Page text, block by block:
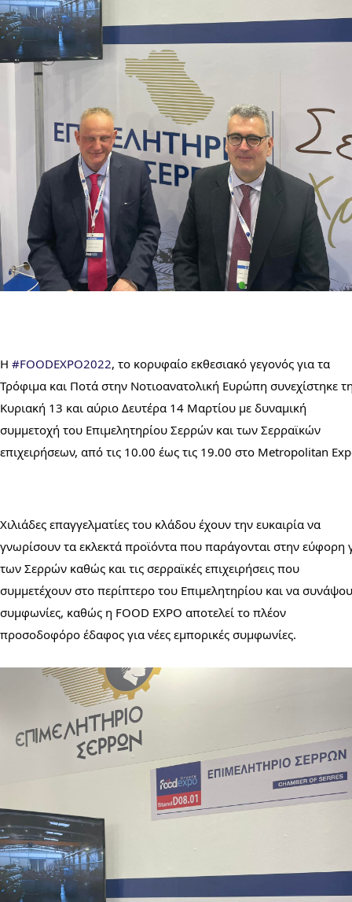
Η #FOODEXPO2022, το κορυφαίο εκθεσιακό γεγονός για τα
Τρόφιμα και Ποτά στην Νοτιοανατολική Ευρώπη συνεχίστηκε
Κυριακή 13 και αύριο Δευτέρα 14 Μαρτίου με δυναμική
συμμετοχή του Επιμελητηρίου Σερρών και των Σερραϊκών
Χιλιάδες επαγγελματίες του κλάδου έχουν την ευκαιρία να
γνωρίσουν τα εκλεκτά προϊόντα που παράγονται στην εύφορη
των Σερρών καθώς και τις σερραϊκές επιχειρήσεις που
συμμετέχουν στο περίπτερο του Επιμελητηρίου και να
συμφωνίες, καθώς η FOOD EXPO αποτελεί το πλέον
προσοδοφόρο έδαφος για νέες εμπορικές συμφωνίες.